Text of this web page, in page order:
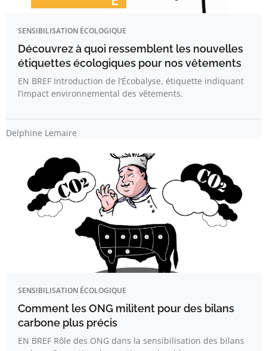
SENSIBILISATION ÉCOLOGIQUE
Découvrez à quoi ressemblent les nouvelles
étiquettes écologiques pour nos vêtements
EN BREF Introduction de l’Écobalyse, étiquette indiquant
l’impact environnemental des vêtements.
Delphine Lemaire
SENSIBILISATION ÉCOLOGIQUE
Comment les ONG militent pour des bilans
carbone plus précis
EN BREF Rôle des ONG dans la sensibilisation des bilans